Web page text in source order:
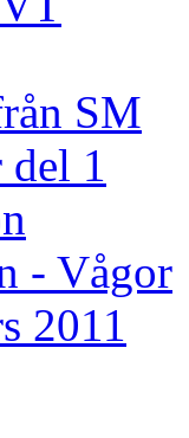
SM
del 1
- Vågor
2011